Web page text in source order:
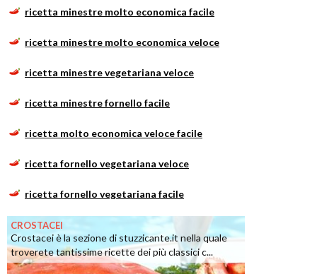
ricetta minestre molto economica facile
ricetta minestre molto economica veloce
ricetta minestre vegetariana veloce
ricetta minestre fornello facile
ricetta molto economica veloce facile
ricetta fornello vegetariana veloce
ricetta fornello vegetariana facile
CROSTACEI
Crostacei è la sezione di stuzzicante.it nella quale
troverete tantissime ricette dei più classici c...